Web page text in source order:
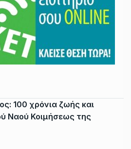
100 χρόνια ζωής και
Ναού Κοιμήσεως της